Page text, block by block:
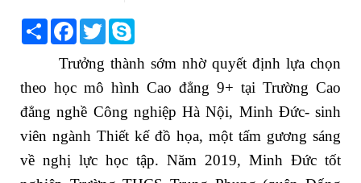
Share Facebook
Twitter
Trưởng thành sớm nhờ quyết định lựa chọn
theo học mô hình Cao đẳng 9+ tại Trường Cao
đẳng nghề Công nghiệp Hà Nội, Minh Đức- sinh
viên ngành Thiết kế đồ họa, một tấm gương sáng
về nghị lực học tập. Năm 2019, Minh Đức tốt